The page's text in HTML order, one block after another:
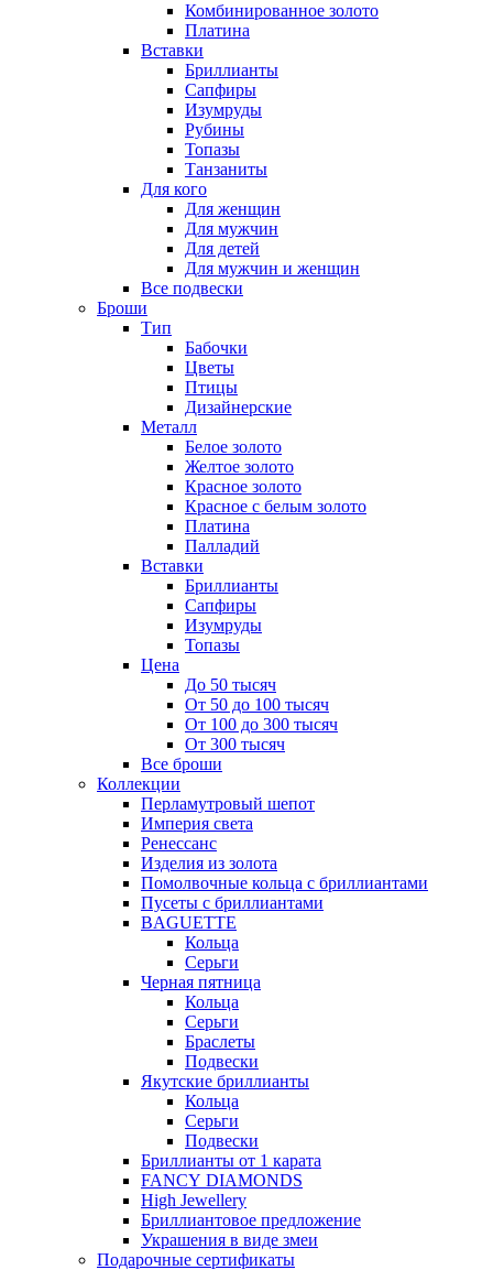
Комбинированное золото
Платина
Вставки
Бриллианты
Сапфиры
Изумруды
Рубины
Топазы
Танзаниты
Для кого
Для женщин
Для мужчин
Для детей
Для мужчин и женщин
Все подвески
Броши
Тип
Бабочки
Цветы
Птицы
Дизайнерские
Металл
Белое золото
Желтое золото
Красное золото
Красное с белым золото
Платина
Палладий
Вставки
Бриллианты
Сапфиры
Изумруды
Топазы
Цена
До 50 тысяч
От 50 до 100 тысяч
От 100 до 300 тысяч
От 300 тысяч
Все броши
Коллекции
Перламутровый шепот
Империя света
Ренессанс
Изделия из золота
Помолвочные кольца с бриллиантами
Пусеты с бриллиантами
BAGUETTE
Кольца
Серьги
Черная пятница
Кольца
Серьги
Браслеты
Подвески
Якутские бриллианты
Кольца
Серьги
Подвески
Бриллианты от 1 карата
FANCY DIAMONDS
High Jewellery
Бриллиантовое предложение
Украшения в виде змеи
Подарочные сертификаты